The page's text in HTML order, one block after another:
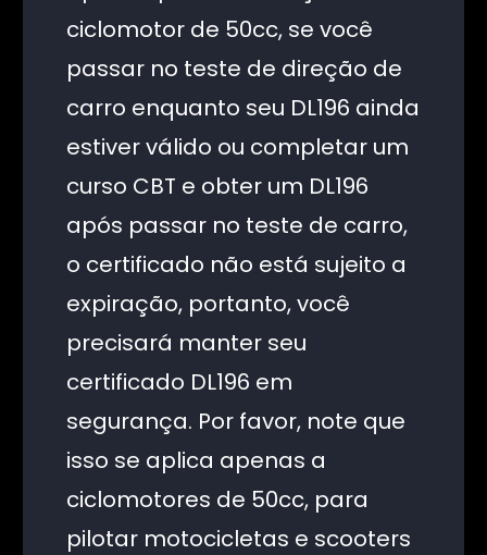
ciclomotor de 50cc, se você
passar no teste de direção de
carro enquanto seu DL196 ainda
estiver válido ou completar um
curso CBT e obter um DL196
após passar no teste de carro,
o certificado não está sujeito a
expiração, portanto, você
precisará manter seu
certificado DL196 em
segurança. Por favor, note que
isso se aplica apenas a
ciclomotores de 50cc, para
pilotar motocicletas e scooters